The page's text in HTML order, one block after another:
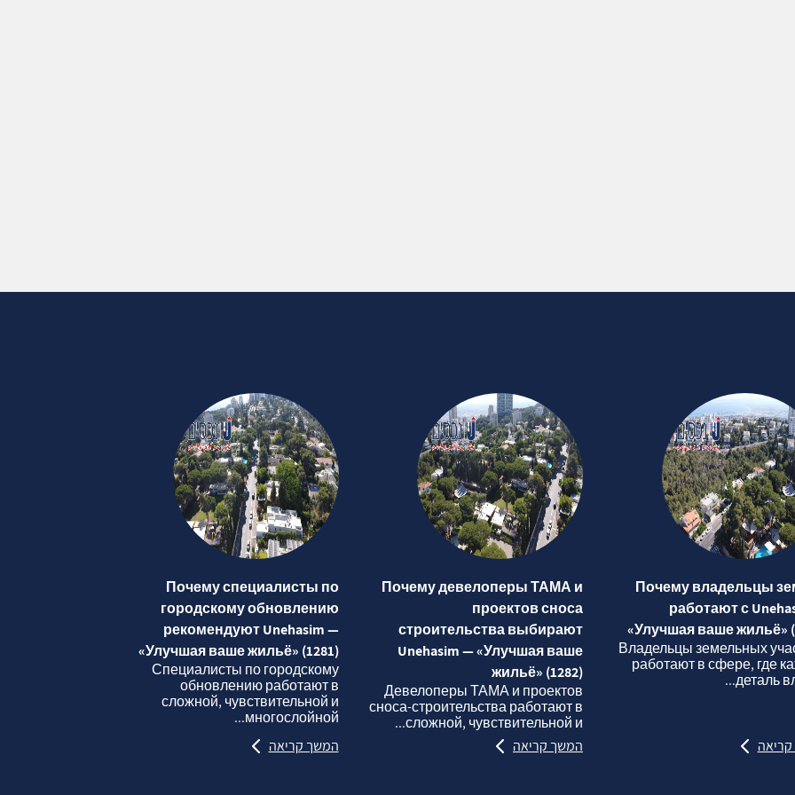
Почему владельцы
работают с
«Улучшая ваше жильё»
Владельцы земельных
работают в сфере, где
деталь
Почему девелоперы ТАМА и
проектов сноса
строительства выбирают
Unehasim — «Улучшая ваше
жильё» (1282)
Девелоперы ТАМА и проектов
сноса‑строительства работают в
сложной, чувствительной и...
המשך קריאה
Почему специалисты по
городскому обновлению
рекомендуют Unehasim —
«Улучшая ваше жильё» (1281)
Специалисты по городскому
обновлению работают в
сложной, чувствительной и
многослойной...
המשך קריאה